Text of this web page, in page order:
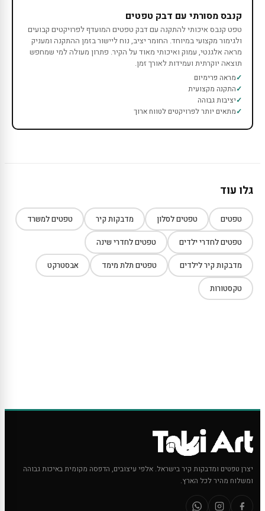
קנבס מסורתי עם דבק טפטים
טפט קנבס איכותי להתקנה עם דבק טפטים המועדף לפרויקטים קבועים
ולגימור מקצועי במיוחד. החומר יציב, נוח ליישור בזמן ההתקנה ומעניק
מראה אלגנטי, עמוק ואיכותי מאוד על הקיר. פתרון מעולה למי שמחפש
תוצאה יוקרתית ועמידות לאורך זמן.
מראה פרימיום
התקנה מקצועית
יציבות גבוהה
מתאים יותר לפרויקטים לטווח ארוך
גלו עוד
טפטים טפטים לסלון מדבקות קיר טפטים למשרד
טפטים לחדרי ילדים טפטים לחדרי שינה
מדבקות קיר לילדים טפטים תלת מימד אבסטרקט
טקסטורות
יצרן טפטים ומדבקות קיר בישראל. אלפי עיצובים, הדפסה מקומית באיכות גבוהה
ומשלוח מהיר לכל הארץ.